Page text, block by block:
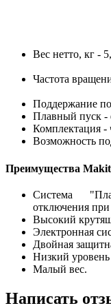
Вес нетто, кг -
Частота
Поддержание
Плавный пуск -
Комплектация -
Возможность
Преимущества
Система
отключения
Высокий
Электронная
Двойная
Низкий
Малый вес.
Написать